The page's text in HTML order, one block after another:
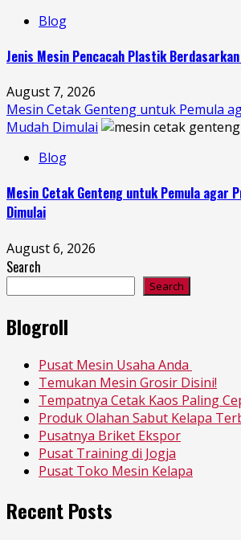
Blog
Jenis Mesin Pencacah Plastik
August 7, 2026
Mesin Cetak Genteng untuk Pemula
Mudah Dimulai
Blog
Mesin Cetak Genteng untuk Pemula agar
Dimulai
August 6, 2026
Search
Search
Blogroll
Pusat Mesin Usaha Anda
Temukan Mesin Grosir Disini!
Tempatnya Cetak Kaos Paling
Produk Olahan Sabut Kelapa
Pusatnya Briket Ekspor
Pusat Training di Jogja
Pusat Toko Mesin Kelapa
Recent Posts